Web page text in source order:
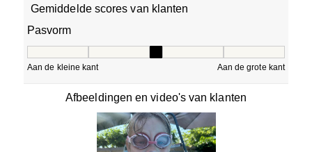
Gemiddelde scores van klanten
Pasvorm
Aan de kleine kant Aan de grote kant
Afbeeldingen en video's van klanten